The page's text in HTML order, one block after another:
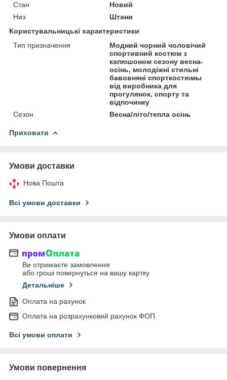
Стан
Новий
Низ
Штани
Користувальницькі характеристики
Тип призначення
Модний чорний чоловічий
спортивний костюм з
капюшоном сезону весна-
осінь, молодіжні стильні
бавовняні спорткостюмы
від виробника для
прогулянок, спорту та
відпочинку
Сезон
Весна/літо/тепла осінь
Приховати
Умови доставки
Нова Пошта
Всі умови доставки
Умови оплати
Ви отримаєте замовлення
або гроші повернуться на вашу картку
Детальніше
Оплата на рахунок
Оплата на розрахунковий рахунок ФОП
Всі умови оплати
Умови повернення